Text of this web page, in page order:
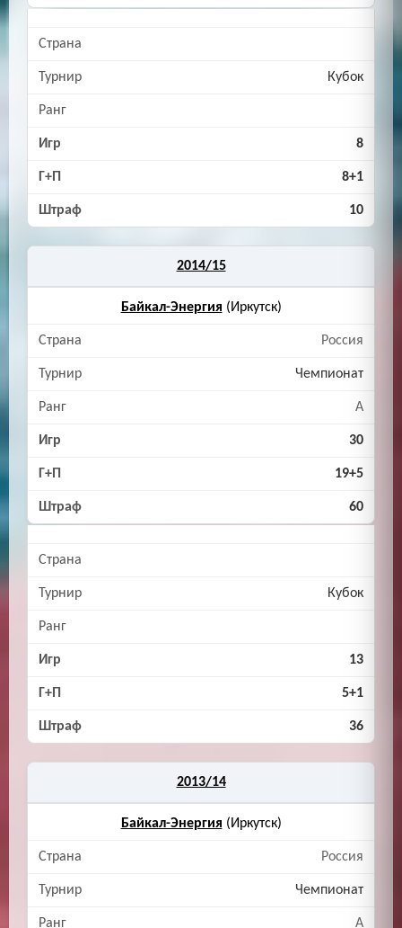
Кубок
8
8+1
10
2014/15
Байкал-Энергия (Иркутск)
Россия
Чемпионат
A
30
19+5
60
Кубок
13
5+1
36
2013/14
Байкал-Энергия (Иркутск)
Россия
Чемпионат
A